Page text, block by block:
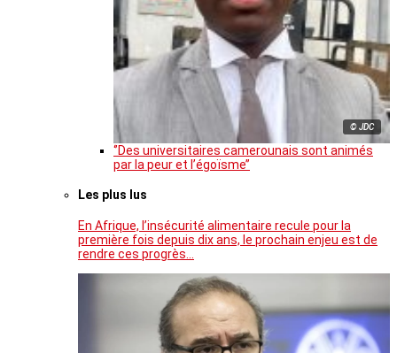
© JDC
‘’Des universitaires camerounais sont animés
par la peur et l’égoïsme’’
Les plus lus
En Afrique, l’insécurité alimentaire recule pour la
première fois depuis dix ans, le prochain enjeu est de
rendre ces progrès…